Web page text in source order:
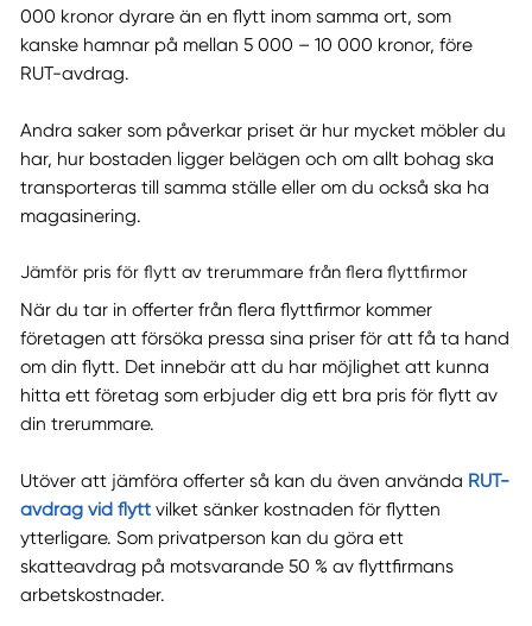
000 kronor dyrare än en flytt inom samma ort, som
kanske hamnar på mellan 5 000 – 10 000 kronor, före
RUT-avdrag.
Andra saker som påverkar priset är hur mycket möbler du
har, hur bostaden ligger belägen och om allt bohag ska
transporteras till samma ställe eller om du också ska ha
magasinering.
Jämför pris för flytt av trerummare från flera flyttfirmor
När du tar in offerter från flera flyttfirmor kommer
företagen att försöka pressa sina priser för att få ta hand
om din flytt. Det innebär att du har möjlighet att kunna
hitta ett företag som erbjuder dig ett bra pris för flytt av
din trerummare.
Utöver att jämföra offerter så kan du även använda RUT-
avdrag vid flyttvilket sänker kostnaden för flytten
ytterligare. Som privatperson kan du göra ett
skatteavdrag på motsvarande 50 % av flyttfirmans
arbetskostnader.